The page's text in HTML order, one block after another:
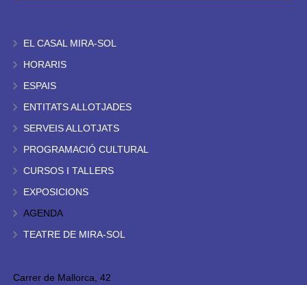
EL CASAL MIRA-SOL
HORARIS
ESPAIS
ENTITATS ALLOTJADES
SERVEIS ALLOTJATS
PROGRAMACIÓ CULTURAL
CURSOS I TALLERS
EXPOSICIONS
AGENDA
TEATRE DE MIRA-SOL
Carrer de Mallorca, 42